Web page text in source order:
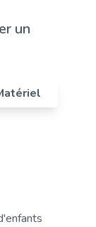
un